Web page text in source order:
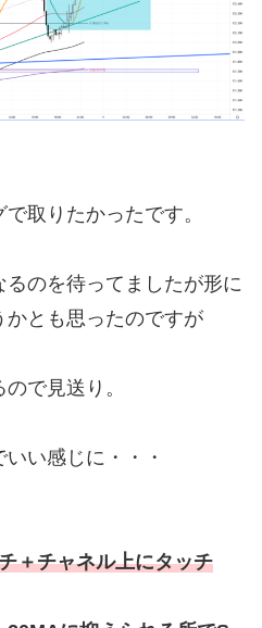
取りたかったです。
のを待ってましたが形に
とも思ったのですが
で見送り。
い感じに・・・
＋チャネル上にタッチ